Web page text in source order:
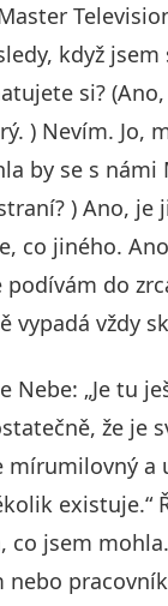
když
si?
) Nevím. Jo,
by se s
) Ano,
co jiného.
do
vypadá vždy
„Je tu
že je
mírumilovný
existuje.“
jsem